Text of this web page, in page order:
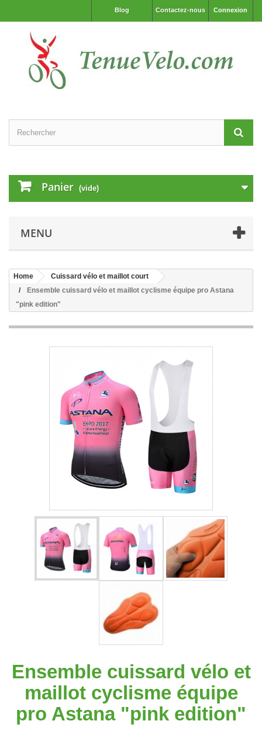
Connexion
Contactez-nous
Blog
Panier (vide)
MENU
Home
Cuissard vélo et maillot court
Ensemble cuissard vélo et maillot cyclisme équipe pro Astana
"pink edition"
Ensemble cuissard vélo et
maillot cyclisme équipe
pro Astana "pink edition"